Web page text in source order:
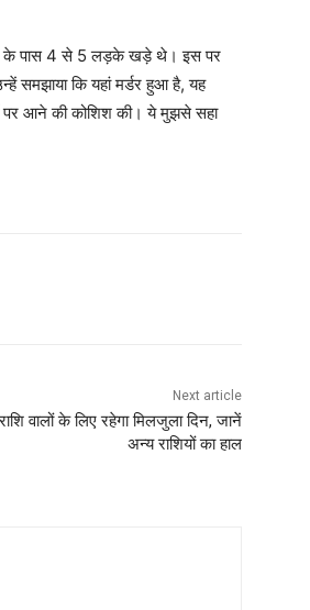
के पास 4 से 5 लड़के खड़े थे। इस पर
समझाया कि यहां मर्डर हुआ है, यह
पर आने की कोशिश की। ये मुझसे सहा
Next article
वालों के लिए रहेगा मिलजुला दिन, जानें
अन्य राशियों का हाल